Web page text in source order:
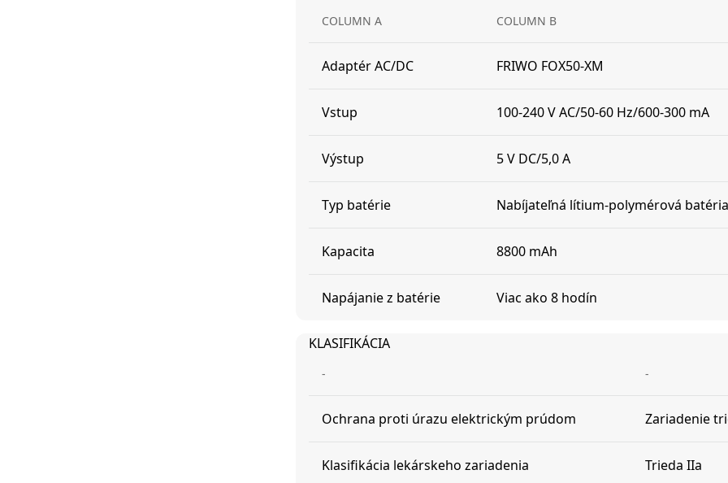
COLUMN A COLUMN B
Adaptér AC/DC FRIWO FOX50-XM
Vstup 100-240 V AC/50-60 Hz/600-300 mA
Výstup 5 V DC/5,0 A
Typ batérie Nabíjateľná lítium-polymérová batéria
Kapacita 8800 mAh
Napájanie z batérie Viac ako 8 hodín
KLASIFIKÁCIA
- -
Ochrana proti úrazu elektrickým prúdom Zariadenie
Klasifikácia lekárskeho zariadenia Trieda IIa